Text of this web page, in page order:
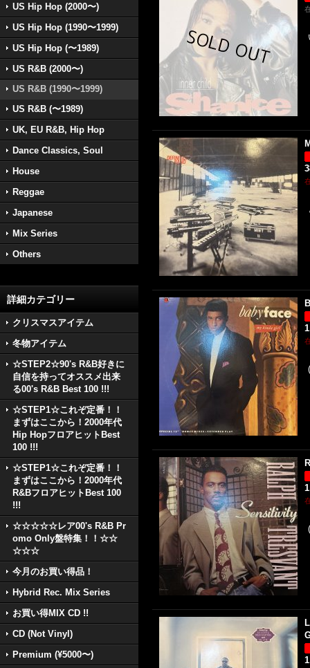
US Hip Hop (2000〜)
US Hip Hop (1990〜1999)
US Hip Hop (〜1989)
US R&B (2000〜)
US R&B (1990〜1999)
US R&B (〜1989)
UK, EU R&B, Hip Hop
Dance Classics, Soul
House
Reggae
Japanese
Mix Series
Others
詳細カテゴリー
クリスマスアイテム
冬物アイテム
☆STEP2☆90's R&B好きに
自信を持ってオススメ出来
る00's R&B Best 100 !!!
☆STEP1☆これぞ定番！！
まずはここから！2000年代
Hip HopフロアヒットBest
100 !!!
☆STEP1☆これぞ定番！！
まずはここから！2000年代
R&BフロアヒットBest 100
!!!
☆☆☆☆☆レア00's R&B Pr
omo Only盤特集！！☆☆
☆☆☆
今月のお買い得品！
Hybrid Rec. Mix Series
お買い得MIX CD !!
CD (Not Vinyl)
Premium (¥5000〜)